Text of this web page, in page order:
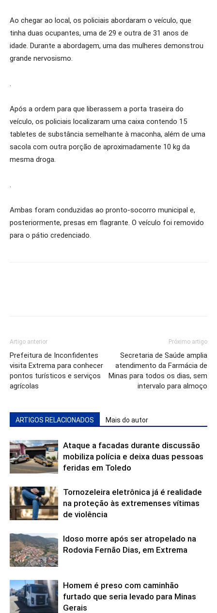
Ao chegar ao local, os policiais abordaram o veículo, que
tinha duas ocupantes, uma de 29 e outra de 31 anos de
idade. Durante a abordagem, uma das mulheres demonstrou
grande nervosismo.
.
Após a ordem para que liberassem a porta traseira do
veículo, os policiais localizaram uma caixa contendo 15
tabletes de substância semelhante à maconha, além de uma
sacola com outra porção de aproximadamente 10 kg da
mesma droga.
.
Ambas foram conduzidas ao pronto-socorro municipal e,
posteriormente, presas em flagrante. O veículo foi removido
para o pátio credenciado.
Artigo anterior
Prefeitura de Inconfidentes
visita Extrema para conhecer
pontos turísticos e serviços
agrícolas
Próximo artigo
Secretaria de Saúde amplia
atendimento da Farmácia de
Minas para todos os dias, sem
intervalo para almoço
ARTIGOS RELACIONADOS Mais do autor
Ataque a facadas durante discussão
mobiliza polícia e deixa duas pessoas
feridas em Toledo
Tornozeleira eletrônica já é realidade
na proteção às extremenses vítimas
de violência
Idoso morre após ser atropelado na
Rodovia Fernão Dias, em Extrema
Homem é preso com caminhão
furtado que seria levado para Minas
Gerais